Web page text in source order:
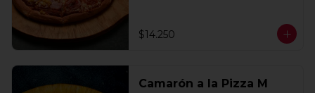
oregano y especias.
$14.250
Camarón a la Pizza M